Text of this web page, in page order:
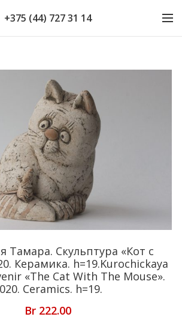
+375 (44) 727 31 14
Тамара. Cкульптура «Кот с
Керамика. h=19.Kurochickaya
«The Cat With The Mouse».
Ceramics. h=19.
Br 222.00